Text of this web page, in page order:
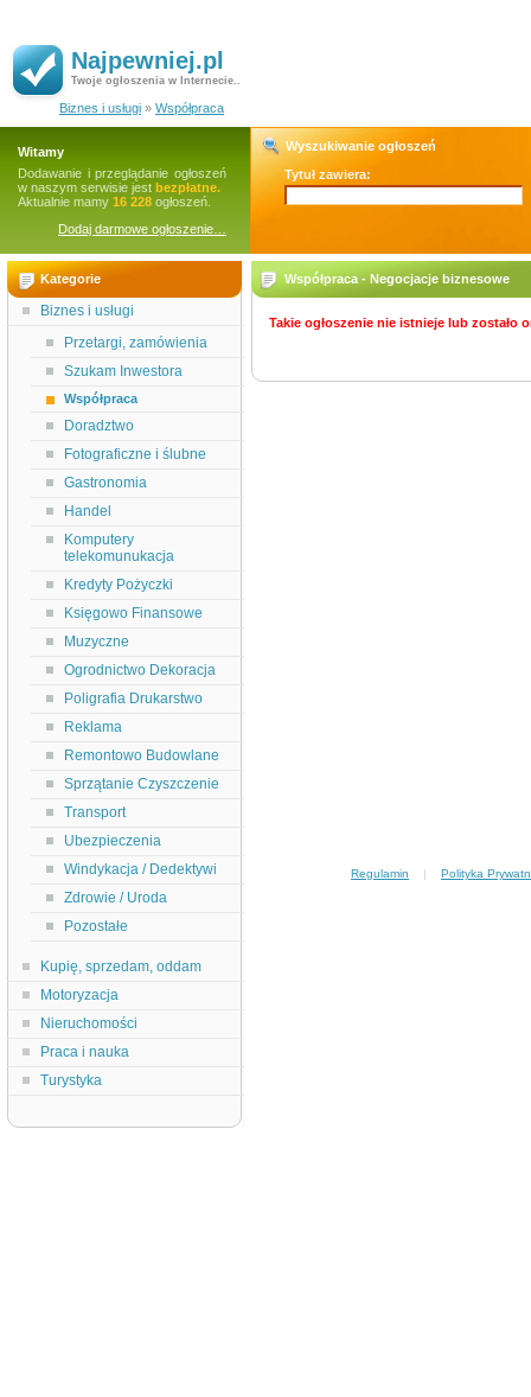
Najpewniej.pl
Twoje ogłoszenia w Internecie..
Biznes i usługi » Współpraca
Witamy
Dodawanie i przeglądanie ogłoszeń
w naszym serwisie jest bezpłatne.
Aktualnie mamy 16 228 ogłoszeń.
Dodaj darmowe ogłoszenie…
Wyszukiwanie ogłoszeń
Tytuł zawiera:
Kategorie
Biznes i usługi
Przetargi, zamówienia
Szukam Inwestora
Współpraca
Doradztwo
Fotograficzne i ślubne
Gastronomia
Handel
Komputery
telekomunukacja
Kredyty Pożyczki
Księgowo Finansowe
Muzyczne
Ogrodnictwo Dekoracja
Poligrafia Drukarstwo
Reklama
Remontowo Budowlane
Sprzątanie Czyszczenie
Transport
Ubezpieczenia
Windykacja / Dedektywi
Zdrowie / Uroda
Pozostałe
Kupię, sprzedam, oddam
Motoryzacja
Nieruchomości
Praca i nauka
Turystyka
Współpraca - Negocjacje biznesowe
Takie ogłoszenie nie istnieje lub zostało
Regulamin | Polityka